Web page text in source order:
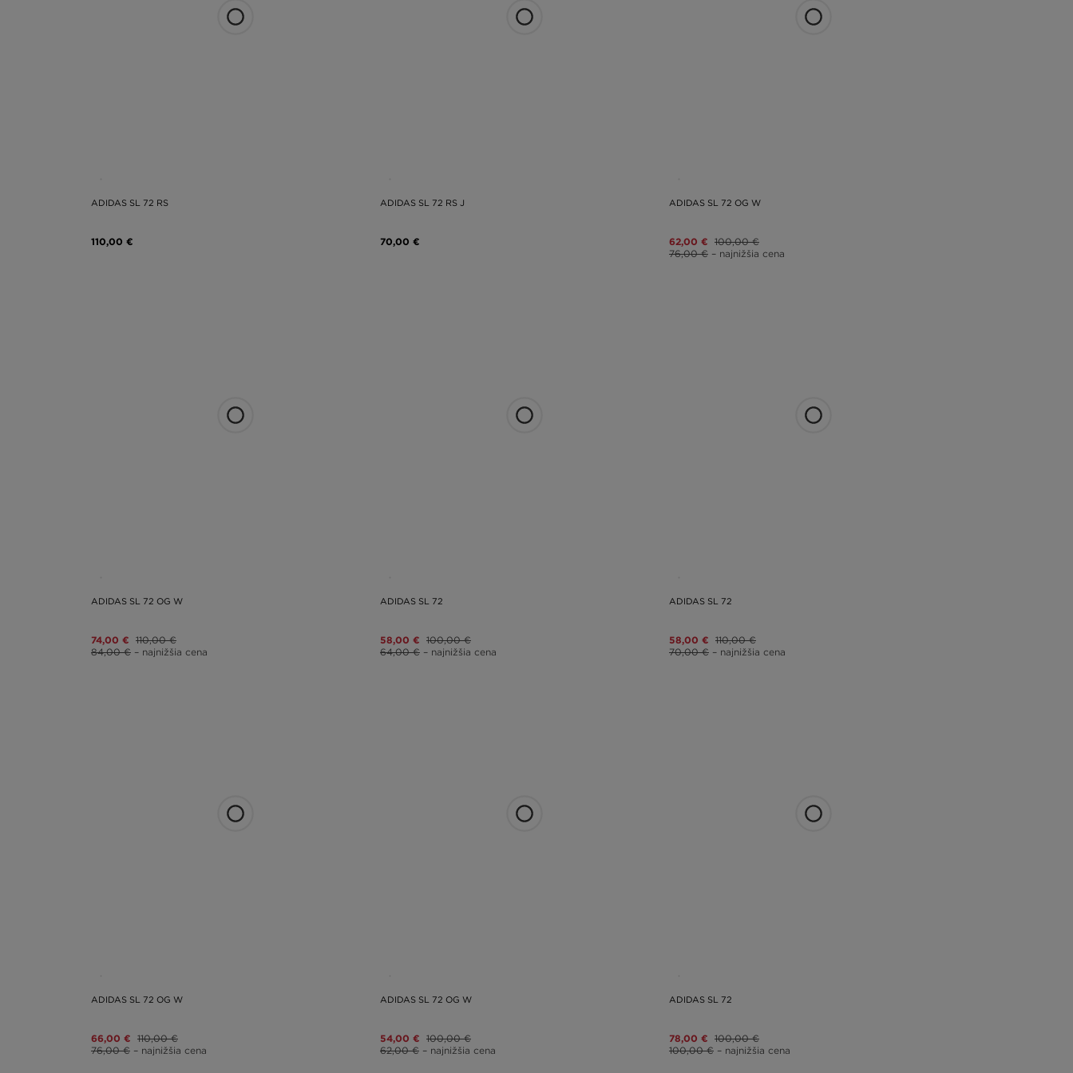
ADIDAS SL 72 RS
110,00 €
ADIDAS SL 72 RS J
70,00 €
ADIDAS SL 72 OG W
62,00 € 100,00 €
76,00 € – najnižšia cena
ADIDAS SL 72 OG W
74,00 € 110,00 €
84,00 € – najnižšia cena
ADIDAS SL 72
58,00 € 100,00 €
64,00 € – najnižšia cena
ADIDAS SL 72
58,00 € 110,00 €
70,00 € – najnižšia cena
ADIDAS SL 72 OG W
66,00 € 110,00 €
76,00 € – najnižšia cena
ADIDAS SL 72 OG W
54,00 € 100,00 €
62,00 € – najnižšia cena
ADIDAS SL 72
78,00 € 100,00 €
100,00 € – najnižšia cena